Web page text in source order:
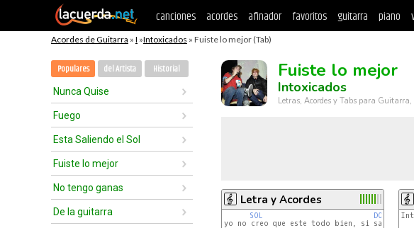
canciones acordes afinador favoritos guitarra piano
Acordes de Guitarra » I »Intoxicados » Fuiste lo mejor (Tab)
Populares del Artista Historial
Nunca Quise
Fuego
Esta Saliendo el Sol
Fuiste lo mejor
No tengo ganas
De la guitarra
Fuiste lo mejor
Intoxicados
Letras, Acordes y Tabs para
Letra y Acordes
SOL DO
yo no creo que este todo bien, si salto por